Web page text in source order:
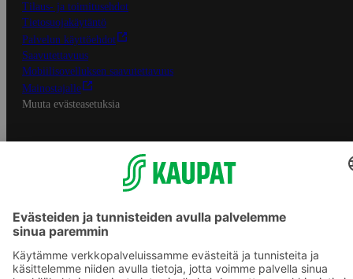
Tilaus- ja toimitusehdot
Tietosuojakäytäntö
Palvelun käyttöehdot
Saavutettavuus
Mobiilisovelluksen saavutettavuus
Mainostajalle
Muuta evästeasetuksia
S-ryhmän palvelut
S-ryhmä
Asiakasomistajuus
S-ostoslista -sovellus